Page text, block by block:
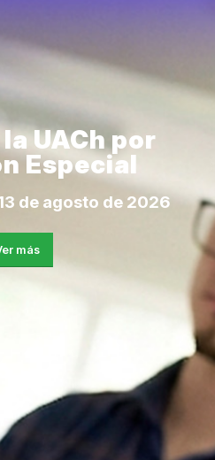
Género y la
en la UACh
en Valdivia y Puerto Montt
más